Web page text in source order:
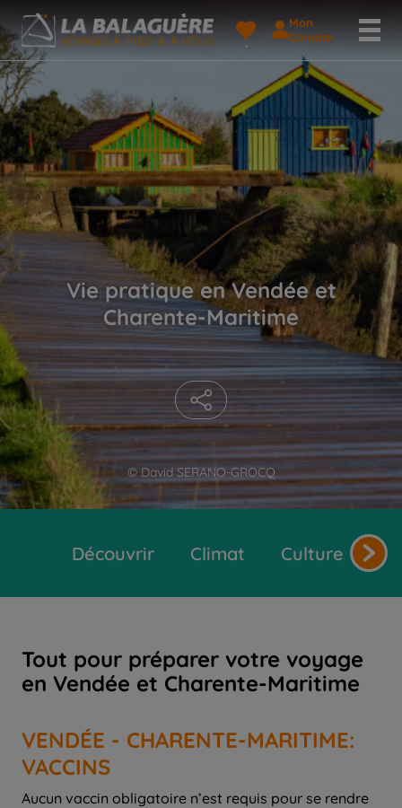
Mon
Compte
© David SERANO-GROCQ
Vie pratique en Vendée et
Charente-Maritime
Découvrir Climat Cultures et
Tout pour préparer votre voyage
en Vendée et Charente-Maritime
VENDÉE - CHARENTE-MARITIME:
VACCINS
Aucun vaccin obligatoire n’est requis pour se rendre